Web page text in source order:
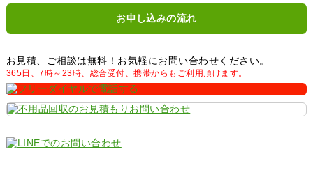
お申し込みの流れ
お見積、ご相談は無料！お気軽にお問い合わせください。
365日、7時～23時、総合受付、携帯からもご利用頂けます。